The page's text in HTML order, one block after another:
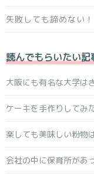
失敗しても諦めない！
読んでもらいたい記
大阪にも有名な大学は
ケーキを手作りしてみ
楽しても美味しい粉物
会社の中に保育所があ